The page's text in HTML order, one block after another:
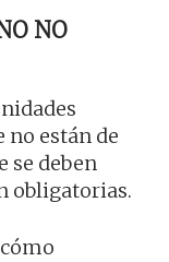
NO
están de
se deben
obligatorias.